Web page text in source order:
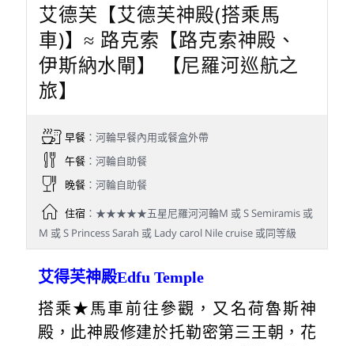
艾德芙【艾德芙神殿(搭乘馬
車)】≈ 路克索【路克索神殿、
伊斯納水閘】 【尼羅河巡航之
旅】
早餐：河輪早餐內用或餐盒外帶
午餐：河輪自助餐
晚餐：河輪自助餐
住宿：★★★★★五星尼羅河河輪M 或 S Semiramis 或
M 或 S Princess Sarah 或 Lady carol Nile cruise 或同等級
艾得芙神殿Edfu Temple
搭乘★馬車前往參觀，又名荷魯斯神
殿，此神殿修建於托勒密第三王朝，花